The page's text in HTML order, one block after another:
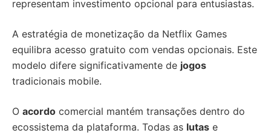
representam investimento opcional para entusiastas.
A estratégia de monetização da Netflix Games
equilibra acesso gratuito com vendas opcionais. Este
modelo difere significativamente de jogos
tradicionais mobile.
O acordo comercial mantém transações dentro do
ecossistema da plataforma. Todas as lutas e